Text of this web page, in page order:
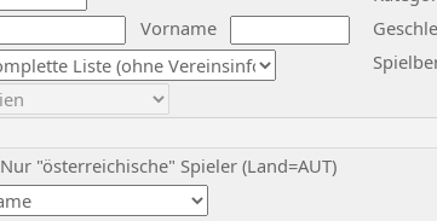
Vorname
Nur "österreichische" Spieler (Land=AUT)